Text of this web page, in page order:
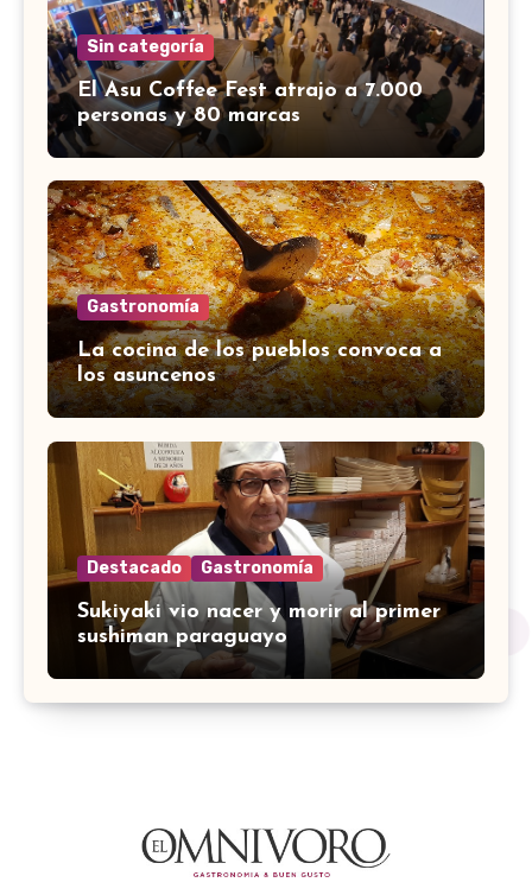
Sin categoría
El Asu Coffee Fest atrajo a 7.000
personas y 80 marcas
Gastronomía
La cocina de los pueblos convoca a
los asuncenos
Destacado Gastronomía
Sukiyaki vio nacer y morir al primer
sushiman paraguayo